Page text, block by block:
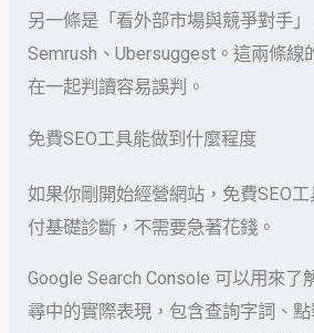
另一條是「看外部市場與競爭對手
Semrush、Ubersuggest。這兩條線
在一起判讀容易誤判。
免費SEO工具能做到什麼程度
如果你剛開始經營網站，免費SEO
付基礎診斷，不需要急著花錢。
Google Search Console 可以用來了
尋中的實際表現，包含查詢字詞、